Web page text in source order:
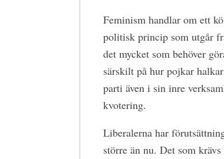
Feminism handlar om ett
politisk princip som utgår
det mycket som behöver
särskilt på hur pojkar
parti även i sin inre
kvotering.
Liberalerna har
större än nu. Det som